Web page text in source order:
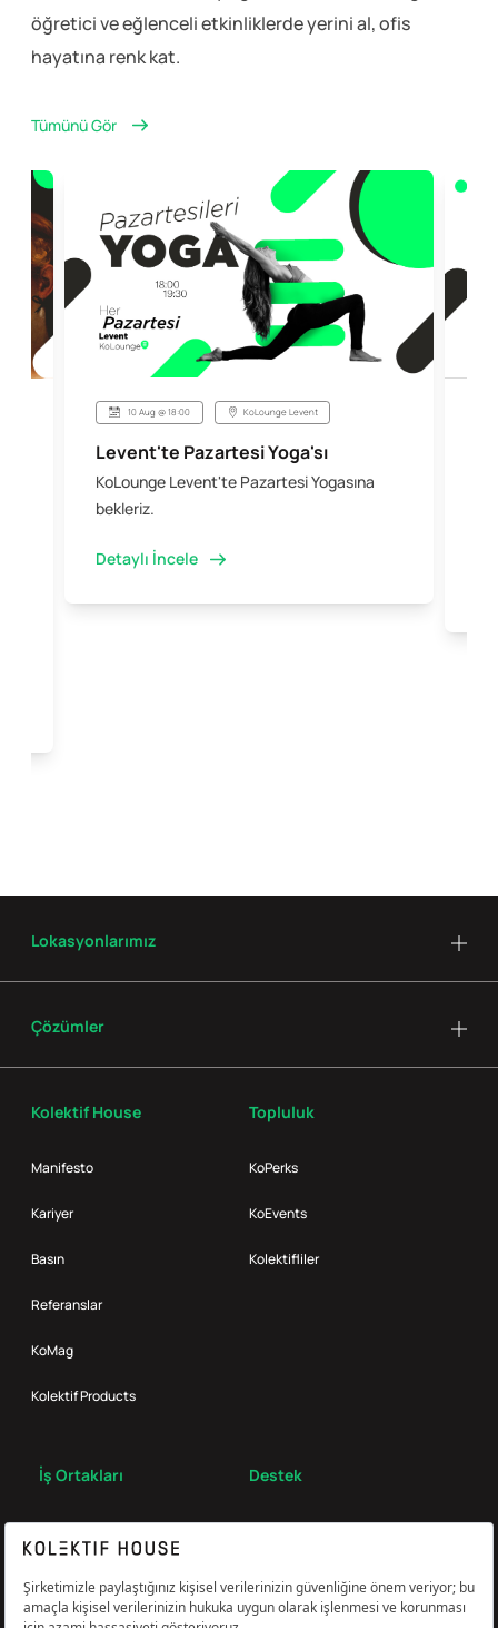
öğretici ve eğlencelietkinliklerde yerini al, ofis
hayatına renk kat.
Tümünü Gör
10 Aug @ 18:00 KoLounge Levent
Levent'te Pazartesi Yoga'sı
KoLounge Levent'te Pazartesi Yogasına
bekleriz.
Detaylı İncele
Kolektif House
Manifesto
Kariyer
Basın
Referanslar
KoMag
Kolektif Products
Topluluk
KoPerks
KoEvents
Kolektifliler
İş Ortakları Destek
Lokasyonlarımız
Çözümler